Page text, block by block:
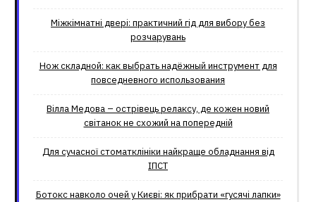
Міжкімнатні двері: практичний гід для вибору без
розчарувань
Нож складной: как выбрать надёжный инструмент для
повседневного использования
Вілла Медова – острівець релаксу, де кожен новий
світанок не схожий на попередній
Для сучасної стоматклініки найкраще обладнання від
ІПСТ
Ботокс навколо очей у Києві: як прибрати «гусячі лапки»